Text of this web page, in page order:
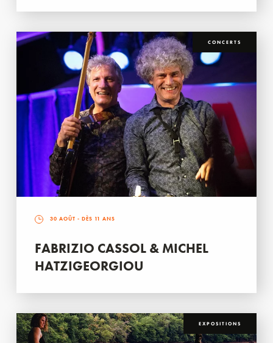
CONCERTS
30 AOÛT - DÈS 11 ANS
FABRIZIO CASSOL & MICHEL
HATZIGEORGIOU
EXPOSITIONS